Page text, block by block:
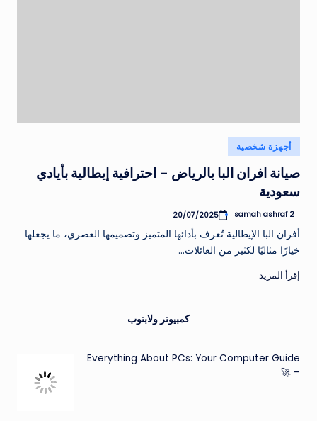
نُشر
في
أجهزة شخصية
صيانة افران البا بالرياض – احترافية إيطالية بأيادي
سعودية
تمّ
بواسطة
samah ashraf 2
20/07/2025
أفران البا الإيطالية تُعرف بأدائها المتميز وتصميمها العصري، ما يجعلها
خيارًا مثاليًا لكثير من العائلات…
إقرأ المزيد
كمبيوتر ولابتوب
Everything About PCs: Your Computer Guide
– 🚀